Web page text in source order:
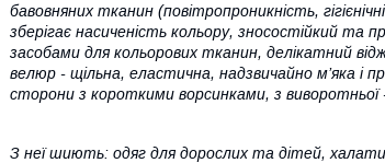
бавовняних тканин (повітропроникність,
зберігає насиченість кольору, зносостійкий та
засобами для кольорових тканин, делікатний
велюр - щільна, еластична, надзвичайно м’яка
сторони з короткими ворсинками, з виворотньої
З неї шиють: одяг для дорослих та дітей,